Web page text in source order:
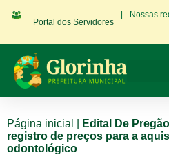
Portal dos Servidores
Nossas
Página inicial
Edital De
registro de preços para a
odontológico